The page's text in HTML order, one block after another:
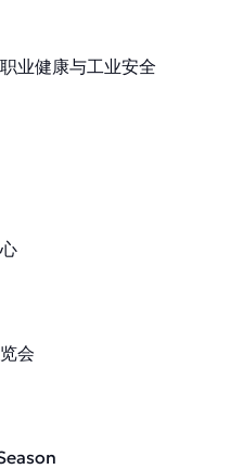
业健康与工业安全
会